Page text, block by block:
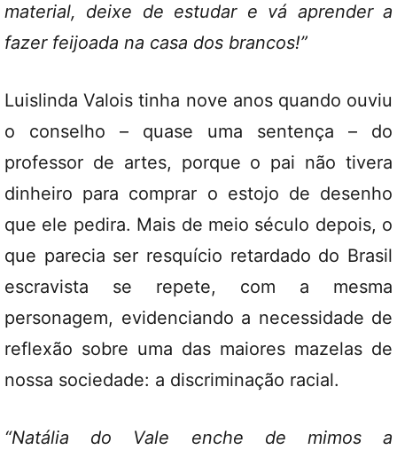
material, deixe de estudar e vá aprender a
fazer feijoada na casa dos brancos!”
Luislinda Valois tinha nove anos quando ouviu
o conselho – quase uma sentença – do
professor de artes, porque o pai não tivera
dinheiro para comprar o estojo de desenho
que ele pedira. Mais de meio século depois, o
que parecia ser resquício retardado do Brasil
escravista se repete, com a mesma
personagem, evidenciando a necessidade de
reflexão sobre uma das maiores mazelas de
nossa sociedade: a discriminação racial.
“Natália do Vale enche de mimos a